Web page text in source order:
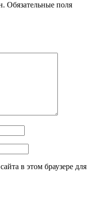
Обязательные поля
в этом браузере для